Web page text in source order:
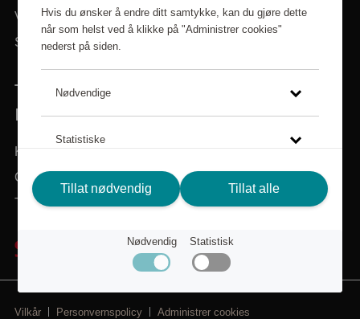
Hvis du ønsker å endre ditt samtykke, kan du gjøre dette
når som helst ved å klikke på "Administrer cookies"
nederst på siden.
Nødvendige
Statistiske
Klikk på lenken for å lese mer om hvordan vi bruker
cookies og andre tekniske løsninger, samt hvordan vi
Tillat nødvendig Tillat alle
Nødvendig Statistisk
Varemerker
Søk i sortiment
TRENGER DU HJELP? VI ER HER FOR
DEG!
Kundeservice
Om Scandic Friends
Tilbake til scandichotels.no
Vilkår Personvernspolicy Administrer cookies